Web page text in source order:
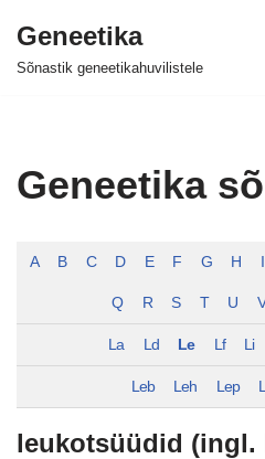
Skip
Geneetika
Sõnastik geneetikahuvilistele
Geneetika
A B C D E F G H
Q R S T U V
La Ld Le Lf Li
Leb Leh Lep
leukotsüüdid (ingl.